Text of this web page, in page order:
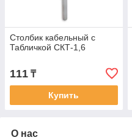
Столбик кабельный с
Табличкой СКТ-1,6
111 ₸
Купить
О нас